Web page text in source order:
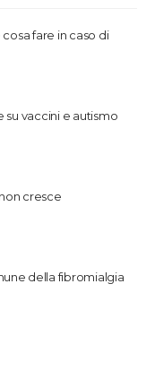
fare in caso di
su vaccini e autismo
cresce
della fibromialgia